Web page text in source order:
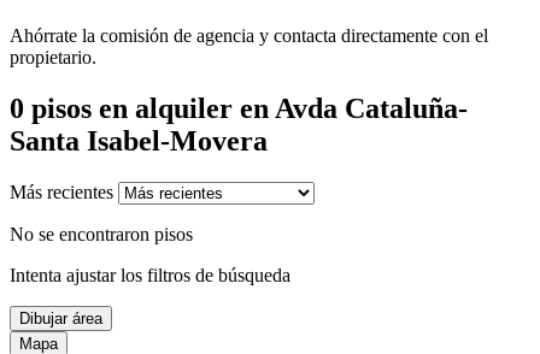
Ahórrate la comisión de agencia y contacta directamente con el
propietario.
0 pisos en alquiler en Avda Cataluña-
Santa Isabel-Movera
Más recientes
No se encontraron pisos
Intenta ajustar los filtros de búsqueda
Dibujar área
Mapa